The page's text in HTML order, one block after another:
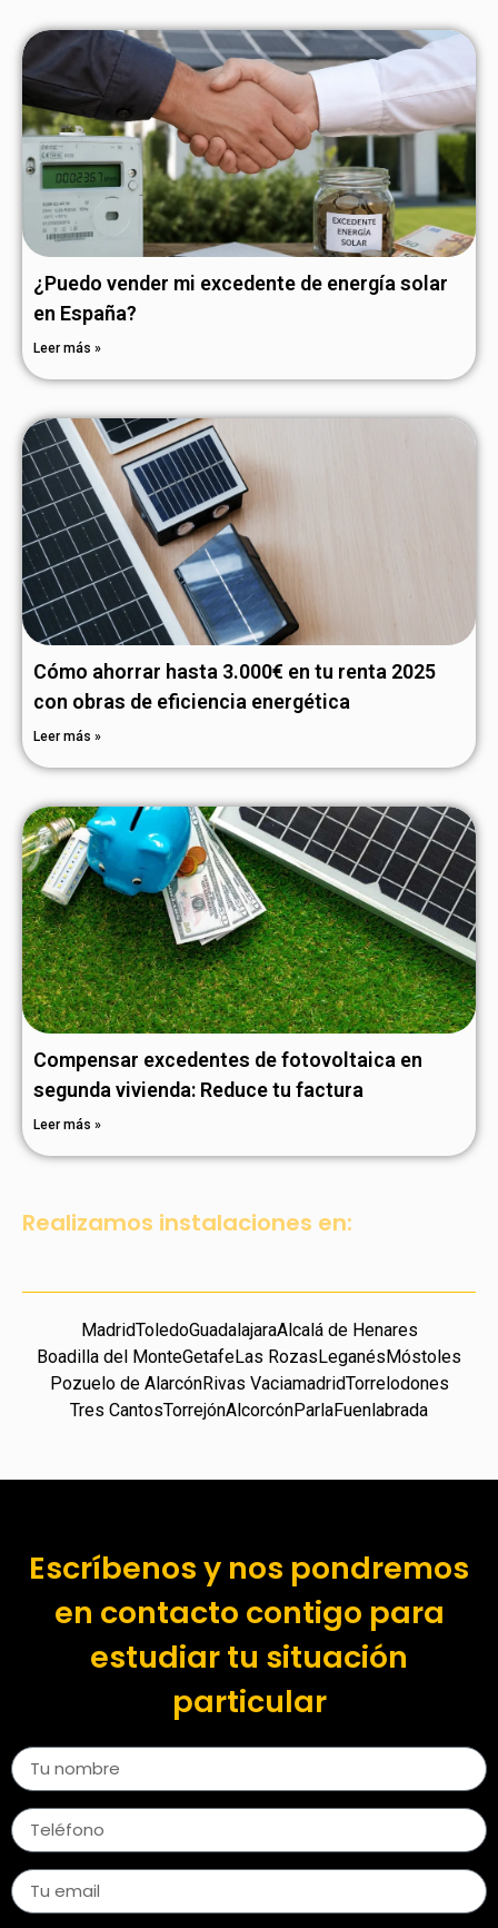
¿Puedo vender mi excedente de energía solar
en España?
Leer más »
Cómo ahorrar hasta 3.000€ en tu renta 2025
con obras de eficiencia energética
Leer más »
Compensar excedentes de fotovoltaica en
segunda vivienda: Reduce tu factura
Leer más »
Realizamos instalaciones en:
MadridToledoGuadalajaraAlcalá de Henares
Boadilla del MonteGetafeLas RozasLeganésMóstoles
Pozuelo de AlarcónRivas VaciamadridTorrelodones
Tres CantosTorrejónAlcorcónParlaFuenlabrada
Escríbenos y nos pondremos
en contacto contigo para
estudiar tu situación
particular